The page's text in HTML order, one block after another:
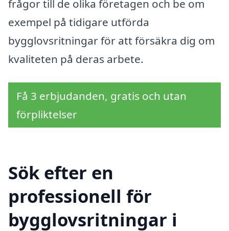
frågor till de olika företagen och be om
exempel på tidigare utförda
bygglovsritningar för att försäkra dig om
kvaliteten på deras arbete.
Få 3 erbjudanden, gratis och utan
förpliktelser
Sök efter en
professionell för
bygglovsritningar i